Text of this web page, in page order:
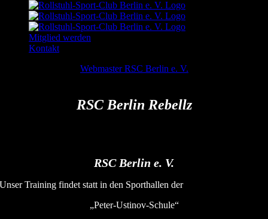
Mitglied werden
Kontakt
Webmaster RSC Berlin e. V.
RSC Berlin Rebellz
RSC Berlin e. V.
Unser Training findet statt in den Sporthallen der
„Peter-Ustinov-Schule“